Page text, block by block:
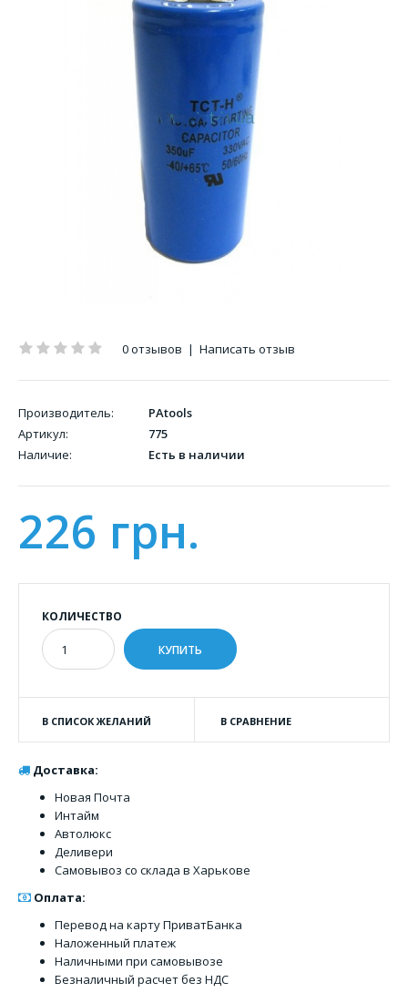
0 отзывов | Написать отзыв
Производитель:
PAtools
Артикул:
775
Наличие:
Есть в наличии
226 грн.
КОЛИЧЕСТВО
В СПИСОК ЖЕЛАНИЙ В СРАВНЕНИЕ
Доставка:
Новая Почта
Интайм
Автолюкс
Деливери
Самовывоз со склада в Харькове
Оплата:
Перевод на карту ПриватБанка
Наложенный платеж
Наличными при самовывозе
Безналичный расчет без НДС